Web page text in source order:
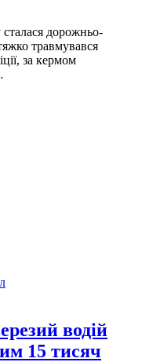
дорожньо-
травмувався
за кермом
водій
15 тисяч